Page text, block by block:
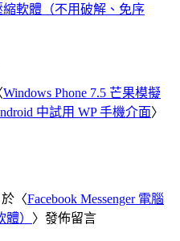
軟體（不用破解、免序
Windows Phone 7.5 芒果模擬
中試用 WP 手機介面〉
〈Facebook Messenger 電腦
） 〉發佈留言